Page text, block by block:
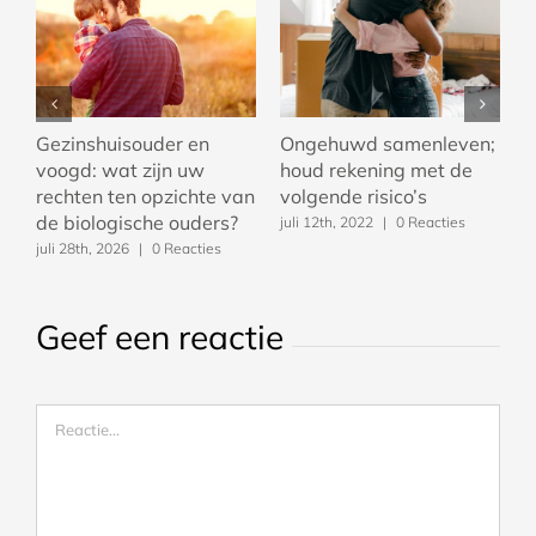
Gezinshuisouder en
voogd: wat zijn uw
rechten ten opzichte van
de biologische ouders?
juli 28th, 2026 | 0 Reacties
Ongehuwd samenleven;
houd rekening met de
volgende risico’s
juli 12th, 2022 | 0 Reacties
Geef een reactie
Reactie